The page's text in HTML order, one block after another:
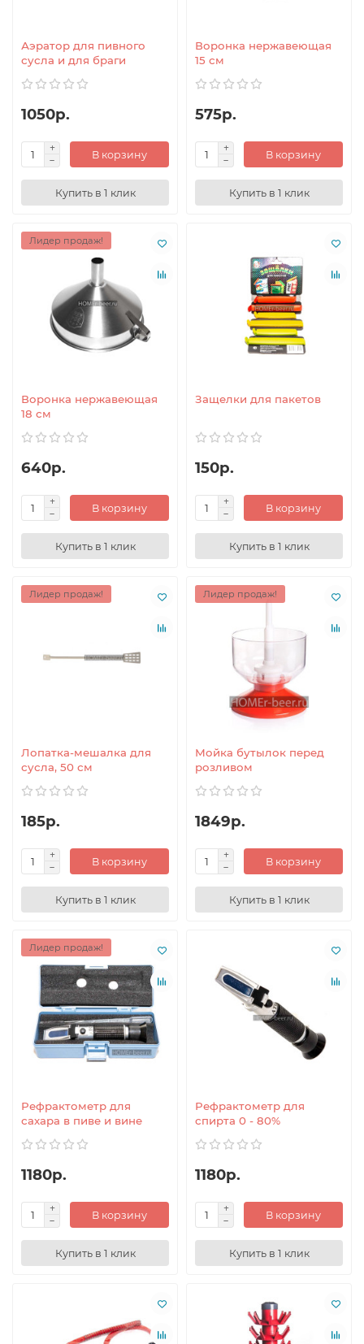
Аэратор для пивного
сусла и для браги
1050р.
В корзину
Купить в 1 клик
Воронка нержавеющая
15 см
575р.
В корзину
Купить в 1 клик
Лидер продаж!
Воронка нержавеющая
18 см
640р.
В корзину
Купить в 1 клик
Защелки для пакетов
150р.
В корзину
Купить в 1 клик
Лидер продаж!
Лопатка-мешалка для
сусла, 50 см
185р.
В корзину
Купить в 1 клик
Лидер продаж!
Мойка бутылок перед
розливом
1849р.
В корзину
Купить в 1 клик
Лидер продаж!
Рефрактометр для
сахара в пиве и вине
1180р.
В корзину
Купить в 1 клик
Рефрактометр для
спирта 0 - 80%
1180р.
В корзину
Купить в 1 клик